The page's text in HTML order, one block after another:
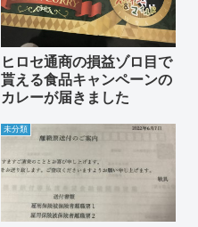
ヒロセ通商の損益ゾロ目で
貰える食品キャンペーンの
カレーが届きました
未分類